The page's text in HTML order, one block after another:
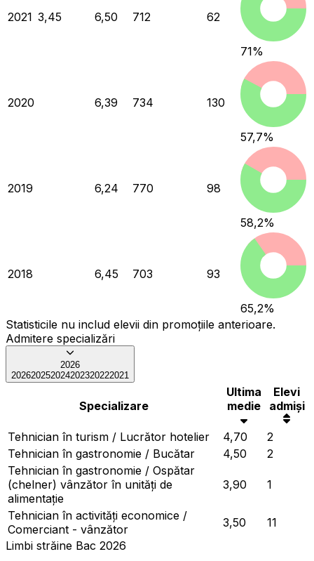
2021 3,45 6,50 712 62
71%
2020 6,39 734 130
57,7%
2019 6,24 770 98
58,2%
2018 6,45 703 93
65,2%
Statisticile nu includ elevii din promoțiile anterioare.
Admitere specializări
2026
202620252024202320222021
Specializare
Ultima
medie
Elevi
admiși
Tehnician în turism / Lucrător hotelier 4,70
2
Tehnician în gastronomie / Bucătar
4,50
2
Tehnician în gastronomie / Ospătar
(chelner) vânzător în unități de
alimentație
3,90 1
Tehnician în activități economice /
Comerciant - vânzător
3,50
11
Limbi străine Bac 2026